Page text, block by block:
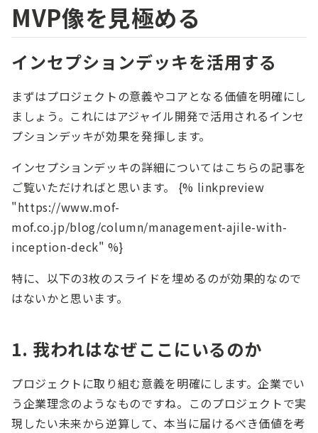
MVP像を見極める
インセプションデッキを活用する
まずはプロジェクトの意義やコアとなる価値を明確にし
ましょう。これにはアジャイル開発で活用されるインセ
プションデッキが効果を発揮します。
インセプションデッキの詳細についてはこちらの記事を
ご覧いただければと思います。 {% linkpreview
"https://www.mof-
mof.co.jp/blog/column/management-ajile-with-
inception-deck" %}
特に、以下の3枚のスライドを埋めるのが効果的なので
はないかと思います。
1. 我われはなぜここにいるのか
プロジェクトに取り組む意義を明確にします。企業でい
う企業理念のようなものですね。このプロジェクトで実
現したい未来から逆算して、本当に届けるべき価値を考